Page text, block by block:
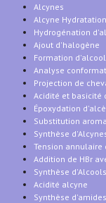
Alcynes
Alcyne Hydratation
Hydrogénation
Ajout d'halogène
Formation
Analyse
Projection de
Acidité et basicité
Époxydation
Substitution
Synthèse
Tension
Addition de HBr
Synthèse
Acidité alcyne
Synthèse